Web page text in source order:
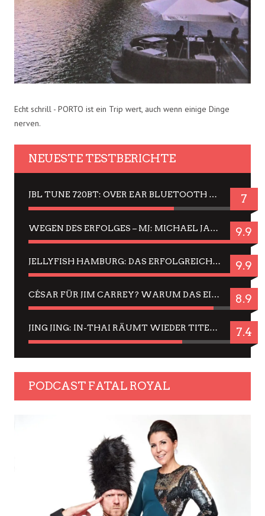
Echt schrill - PORTO ist ein Trip wert, auch wenn einige Dinge
nerven.
NEUESTE TESTBERICHTE
JBL TUNE 720BT: OVER EAR BLUETOOTH KOPFHÖRER UM DIE 50,-€ IM DAUER-TEST 7
WEGEN DES ERFOLGES – MJ: MICHAEL JACKSON MUSICAL IN EINER MATINEE SEHEN 9.9
JELLYFISH HAMBURG: DAS ERFOLGREICHE SOMMER-MENÜ 2025 IN GEFÜHLEN UND BILDERN 9.9
CÉSAR FÜR JIM CARREY? WARUM DAS EINER DER NERVIGSTEN ACTORS IST UND BLEIBT 8.9
JING JING: IN-THAI RÄUMT WIEDER TITEL AB – EIN ZWEI-STUNDEN-ERLEBNISBERICHT 7.4
PODCAST FATAL ROYAL